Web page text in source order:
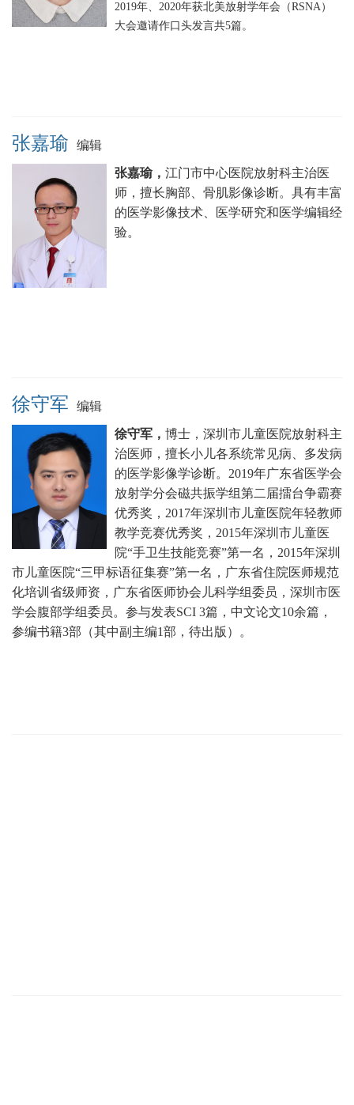
2019年、2020年获北美放射学年会（RSNA）
大会邀请作口头发言共5篇。
张嘉瑜 编辑
张嘉瑜， 江门市中心医院放射科主治医
师，擅长胸部、骨肌影像诊断。具有丰富
的医学影像技术、医学研究和医学编辑经
验。
徐守军 编辑
徐守军， 博士，深圳市儿童医院放射科主
治医师，擅长小儿各系统常见病、多发病
的医学影像学诊断。 2019年广东省医学会
放射学分会磁共振学组第二届擂台争霸赛
优秀奖，2017年深圳市儿童医院年轻教师
教学竞赛优秀奖，2015年深圳市儿童医
院“手卫生技能竞赛”第一名，2015年深圳
市儿童医院“三甲标语征集赛”第一名，广东省住院医师规范
化培训省级师资，广东省医师协会儿科学组委员，深圳市医
学会腹部学组委员。 参与发表SCI 3篇，中文论文10余篇，
参编书籍3部（其中副主编1部，待出版）。